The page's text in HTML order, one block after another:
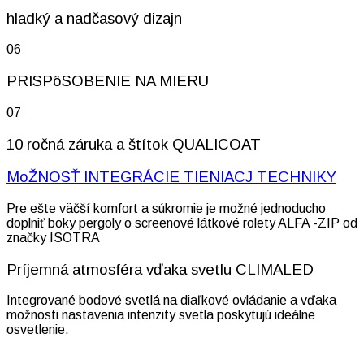
hladký a nadčasový dizajn
06
PRISPôSOBENIE NA MIERU
07
10 ročná záruka a štítok QUALICOAT
MoŽNOSŤ INTEGRÁCIE TIENIACJ TECHNIKY
Pre ešte väčší komfort a súkromie je možné jednoducho
doplniť boky pergoly o screenové látkové rolety ALFA -ZIP od
značky ISOTRA
Príjemná atmosféra vďaka svetlu CLIMALED
Integrované bodové svetlá na diaľkové ovládanie a vďaka
možnosti nastavenia intenzity svetla poskytujú ideálne
osvetlenie.